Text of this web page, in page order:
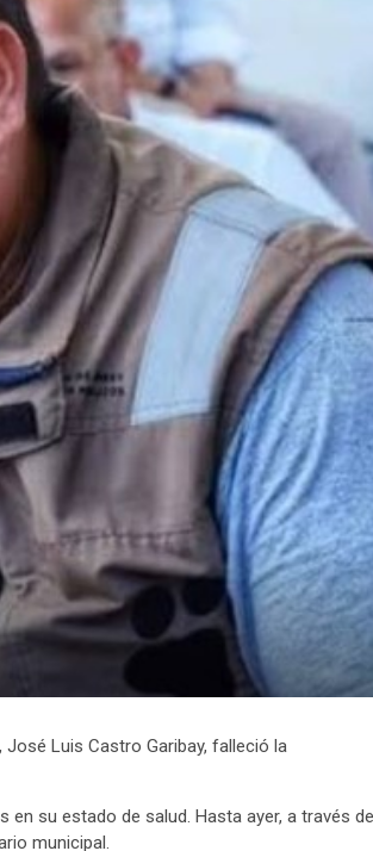
Luis Castro Garibay, falleció la
su estado de salud. Hasta ayer, a través de
municipal.